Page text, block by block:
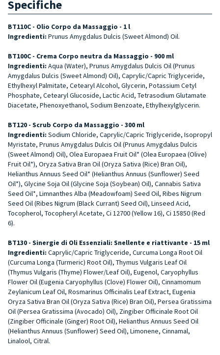
Specifiche
BT110C - Olio Corpo da Massaggio - 1 l
Ingredienti: Prunus Amygdalus Dulcis (Sweet Almond) Oil.
BT100C - Crema Corpo neutra da Massaggio - 900 ml
Ingredienti: Aqua (Water), Prunus Amygdalus Dulcis Oil (Prunus
Amygdalus Dulcis (Sweet Almond) Oil), Caprylic/Capric Triglyceride,
Ethylhexyl Palmitate, Cetearyl Alcohol, Glycerin, Potassium Cetyl
Phosphate, Cetearyl Glucoside, Lactic Acid, Tetrasodium Glutamate
Diacetate, Phenoxyethanol, Sodium Benzoate, Ethylhexylglycerin.
BT120 - Scrub Corpo da Massaggio - 300 ml
Ingredienti: Sodium Chloride, Caprylic/Capric Triglyceride, Isopropyl
Myristate, Prunus Amygdalus Dulcis Oil (Prunus Amygdalus Dulcis
(Sweet Almond) Oil), Olea Europaea Fruit Oil* (Olea Europaea (Olive)
Fruit Oil*), Oryza Sativa Bran Oil (Oryza Sativa (Rice) Bran Oil),
Helianthus Annuus Seed Oil* (Helianthus Annuus (Sunflower) Seed
Oil*), Glycine Soja Oil (Glycine Soja (Soybean) Oil), Cannabis Sativa
Seed Oil*, Limnanthes Alba (Meadowfoam) Seed Oil, Ribes Nigrum
Seed Oil (Ribes Nigrum (Black Currant) Seed Oil), Linseed Acid,
Tocopherol, Tocopheryl Acetate, Ci 12700 (Yellow 16), Ci 15850 (Red
6).
BT130 - Sinergie di Oli Essenziali: Snellente e riattivante - 15 ml
Ingredienti: Caprylic/Capric Triglyceride, Curcuma Longa Root Oil
(Curcuma Longa (Turmeric) Root Oil), Thymus Vulgaris Leaf Oil
(Thymus Vulgaris (Thyme) Flower/Leaf Oil), Eugenol, Caryophyllus
Flower Oil (Eugenia Caryophyllus (Clove) Flower Oil), Cinnamomum
Zeylanicum Leaf Oil, Rosmarinus Officinalis Leaf Extract, Eugenia
Oryza Sativa Bran Oil (Oryza Sativa (Rice) Bran Oil), Persea Gratissima
Oil (Persea Gratissima (Avocado) Oil), Zingiber Officinale Root Oil
(Zingiber Officinale (Ginger) Root Oil), Helianthus Annuus Seed Oil
(Helianthus Annuus (Sunflower) Seed Oil), Limonene, Cinnamal,
Linalool, Citral.